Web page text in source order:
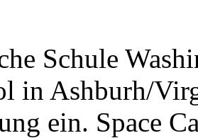
Schule
in Ashburh/
ein. Space